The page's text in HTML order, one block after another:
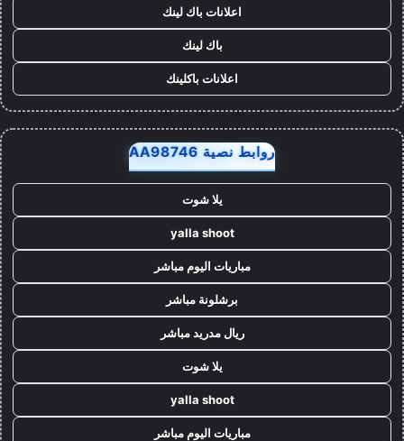
اعلانات باك لينك
باك لينك
اعلانات باكلينك
روابط نصية AA98746
يلا شوت
yalla shoot
مباريات اليوم مباشر
برشلونة مباشر
ريال مدريد مباشر
يلا شوت
yalla shoot
مباريات اليوم مباشر